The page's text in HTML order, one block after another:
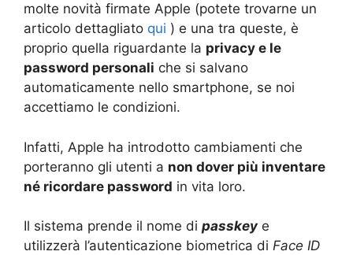
molte novità firmate Apple (potete trovarne un
articolo dettagliato qui ) e una tra queste, è
proprio quella riguardante la privacy e le
password personali che si salvano
automaticamente nello smartphone, se noi
accettiamo le condizioni.
Infatti, Apple ha introdotto cambiamenti che
porteranno gli utenti a non dover più inventare
né ricordare password in vita loro.
Il sistema prende il nome di passkeye
utilizzerà l’autenticazione biometrica di Face ID